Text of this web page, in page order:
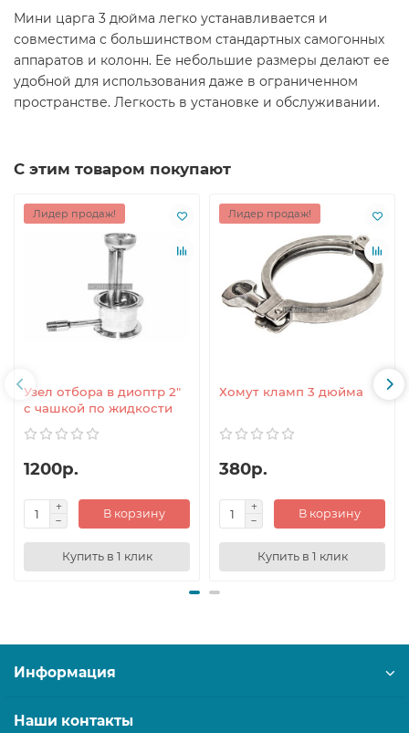
Мини царга 3 дюйма легко устанавливается и
совместима с большинством стандартных самогонных
аппаратов и колонн. Ее небольшие размеры делают ее
удобной для использования даже в ограниченном
пространстве. Легкость в установке и обслуживании.
С этим товаром покупают
Лидер продаж!
Узел отбора в диоптр 2"
с чашкой по жидкости
1200р.
В корзину
Купить в 1 клик
Лидер продаж!
Хомут кламп 3 дюйма
380р.
В корзину
Купить в 1 клик
Информация
Наши контакты